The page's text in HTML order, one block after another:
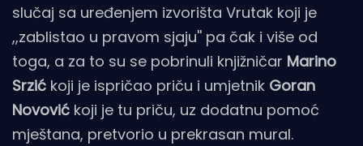
slučaj sa uređenjem izvorišta Vrutak koji je
,,zablistao u pravom sjaju'' pa čak i više od
toga, a za to su se pobrinuli knjižničar Marino
Srzić koji je ispričao priču i umjetnik Goran
Novović koji je tu priču, uz dodatnu pomoć
mještana, pretvorio u prekrasan mural.